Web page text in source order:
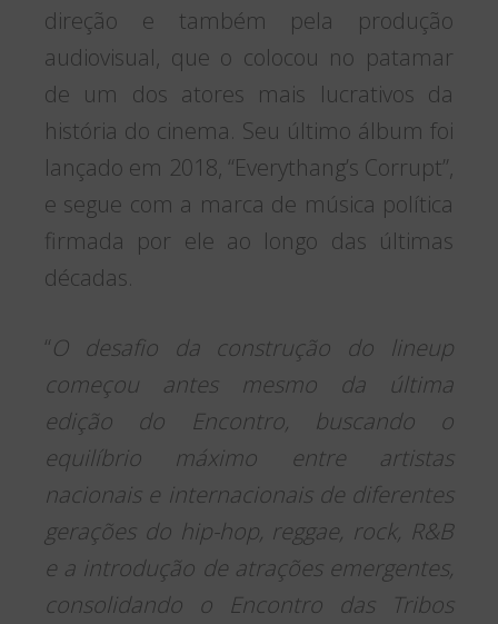
direção e também pela produção
audiovisual, que o colocou no patamar
de um dos atores mais lucrativos da
história do cinema. Seu último álbum foi
lançado em 2018, “Everythang’s Corrupt”,
e segue com a marca de música política
firmada por ele ao longo das últimas
décadas.
“O desafio da construção do lineup
começou antes mesmo da última
edição do Encontro, buscando o
equilíbrio máximo entre artistas
nacionais e internacionais de diferentes
gerações do hip-hop, reggae, rock, R&B
e a introdução de atrações emergentes,
consolidando o Encontro das Tribos